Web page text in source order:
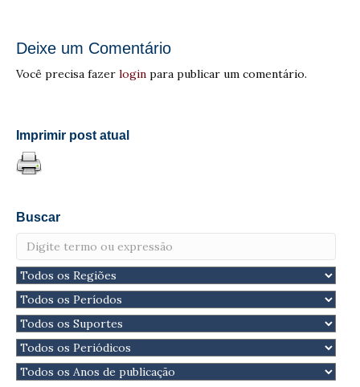
Deixe um Comentário
Você precisa fazer login para publicar um comentário.
Imprimir post atual
Buscar